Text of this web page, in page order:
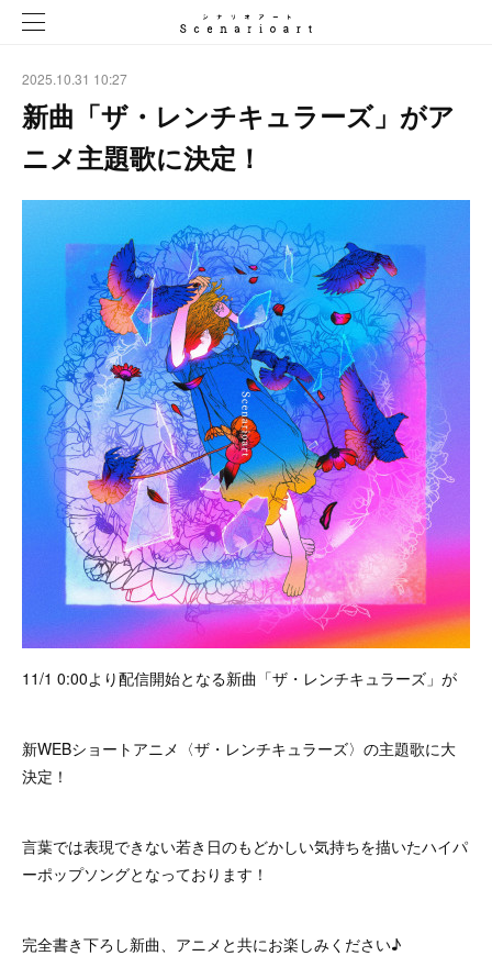
2025.10.31 10:27
新曲「ザ・レンチキュラーズ」がア
ニメ主題歌に決定！
11/1 0:00より配信開始となる新曲「ザ・レンチキュラーズ」が
新WEBショートアニメ〈ザ・レンチキュラーズ〉の主題歌に大
決定！
言葉では表現できない若き日のもどかしい気持ちを描いたハイパ
ーポップソングとなっております！
完全書き下ろし新曲、アニメと共にお楽しみください♪